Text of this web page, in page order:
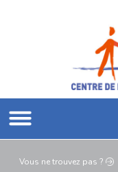
Vous netrouvez pas ?